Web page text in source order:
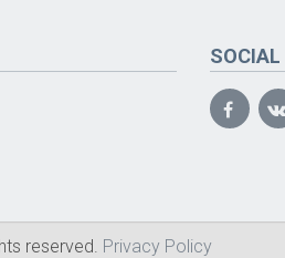
SOCIAL
reserved. Privacy Policy